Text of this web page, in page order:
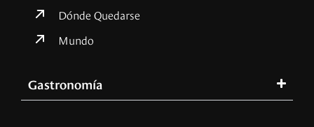
Dónde Quedarse
Mundo
Gastronomía